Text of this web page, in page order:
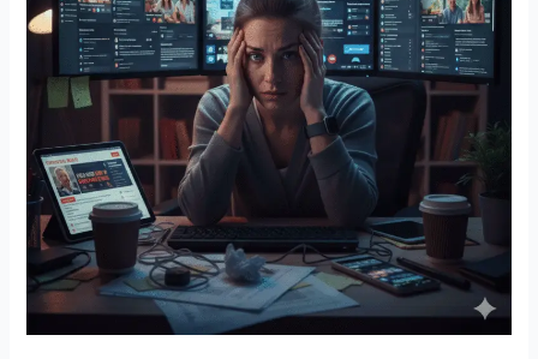
¿Está
la
Tecnología
Aumentando
Déficit
de
Atención
en
Niños
y